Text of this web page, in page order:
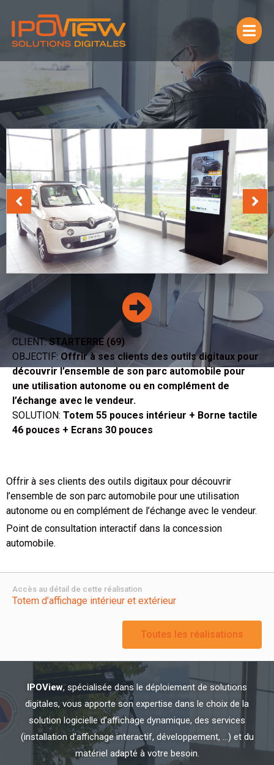
CLIENT:STARTERRE (69)
OBJECTIF:Offrir à ses clients des outils digitaux pour
découvrir l’ensemble de son parc automobile pour
une utilisation autonome ou en complément de
l’échange avec le vendeur.
SOLUTION: Totem 55 pouces intérieur + Borne tactile
46 pouces + Ecrans 30 pouces
Offrir à ses clients des outils digitaux pour découvrir
l’ensemble de son parc automobile pour une utilisation
autonome ou en complément de l’échange avec le vendeur.
Point de consultation interactif dans la concession
automobile.
Accès au détail de cette réalisation
Totem d’affichage intérieur et extérieur
Toutes les réalisations
IPOView, spécialisée dans le déploiement de solutions
digitales, vous apporte son expertise dans le choix de la
solution logicielle d’affichage dynamique, des services
(installation d’affichage interactif, développement, …) et du
matériel adapté à votre besoin.